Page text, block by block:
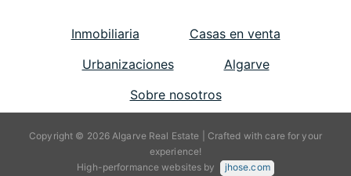
Inmobiliaria
Casas en venta
Urbanizaciones
Algarve
Sobre nosotros
Copyright © 2026 Algarve Real Estate | Crafted with care for your
experience!
High-performance websites by
jhose.com